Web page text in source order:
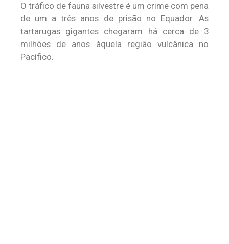
O tráfico de fauna silvestre é um crime com pena
de um a três anos de prisão no Equador. As
tartarugas gigantes chegaram há cerca de 3
milhões de anos àquela região vulcânica no
Pacífico.